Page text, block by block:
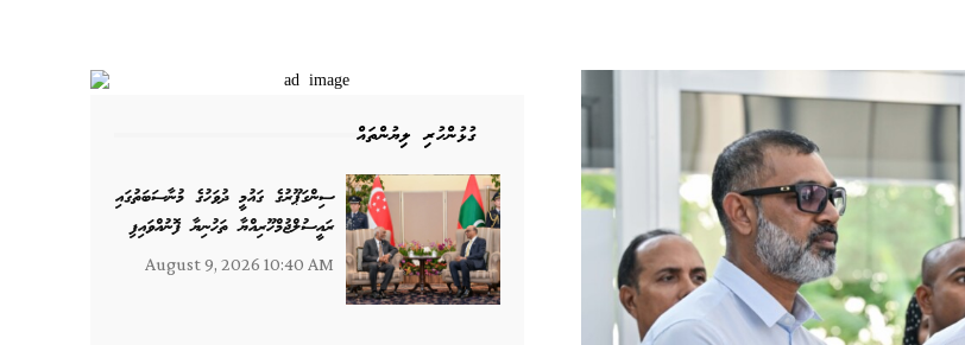
ގުޅުންހުރި ލިޔުންތައް
ސިންގަޕޫރުގެ ގައުމީ ދުވަހުގެ މުނާސަބަތުގައި
ރައީސުލްޖުމްހޫރިއްޔާ ތަހުނިޔާ ފޮނުއްވައިފި
August 9, 2026 10:40 AM